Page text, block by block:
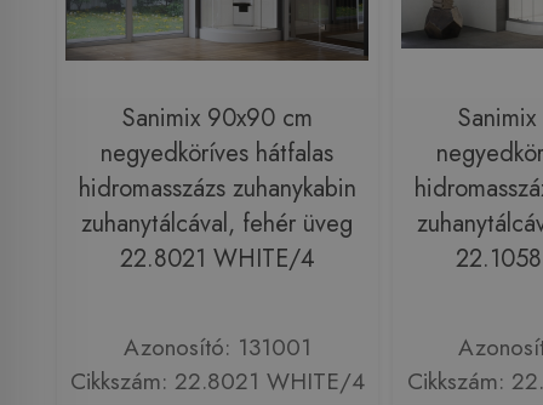
Sanimix 90x90 cm
negyedköríves hátfalas
hidromasszázs zuhanykabin
zuhanytálcával, fehér üveg
22.8021 WHITE/4
Azonosító: 131001
Cikkszám: 22.8021 WHITE/4
Cikkszám: